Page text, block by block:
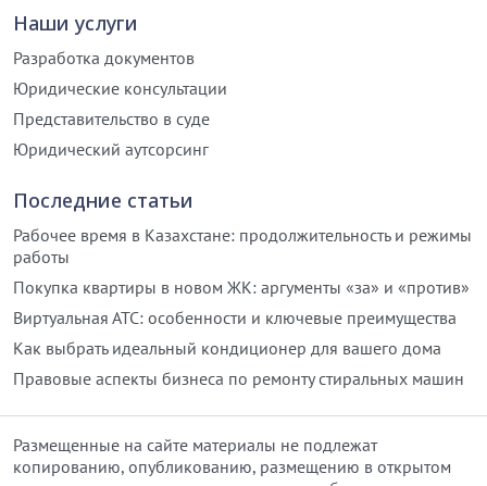
Наши услуги
Разработка документов
Юридические консультации
Представительство в суде
Юридический аутсорсинг
Последние статьи
Рабочее время в Казахстане: продолжительность и режимы
работы
Покупка квартиры в новом ЖК: аргументы «за» и «против»
Виртуальная АТС: особенности и ключевые преимущества
Как выбрать идеальный кондиционер для вашего дома
Правовые аспекты бизнеса по ремонту стиральных машин
Размещенные на сайте материалы не подлежат
копированию, опубликованию, размещению в открытом